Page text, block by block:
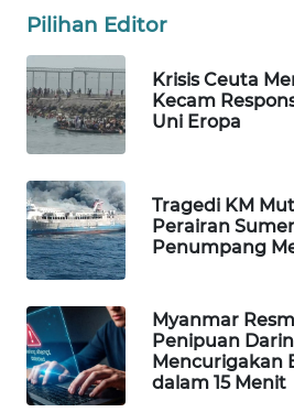
Pilihan Editor
Krisis Ceuta
Kecam
Uni Eropa
Tragedi KM
Perairan
Penumpang
Myanmar
Penipuan
Mencurigakan
dalam 15 Menit
OTOMOTIF
WAHANA
HEALTH
WAHANA
DESA
WISATA
LAPAK
WAHANA
Wahana